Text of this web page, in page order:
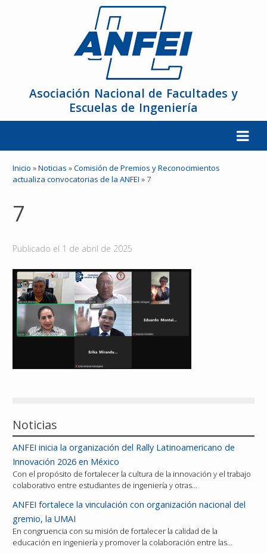
Asociación Nacional de Facultades y
Escuelas de Ingeniería
La ANFEI
Reconocimientos
Publicaciones
Inicio »Noticias »Comisión de Premios y Reconocimientos
actualiza convocatorias de la ANFEI » 7
7
Publicado el 1 de abril de 2025
Noticias
ANFEI inicia la organización del Rally Latinoamericano de
Innovación 2026 en México
Con el propósito de fortalecer la cultura de la innovación y el trabajo
colaborativo entre estudiantes de ingeniería y otras…
ANFEI fortalece la vinculación con organización nacional del
gremio, la UMAI
En congruencia con su misión de fortalecer la calidad de la
educación en ingeniería y promover la colaboración entre las…